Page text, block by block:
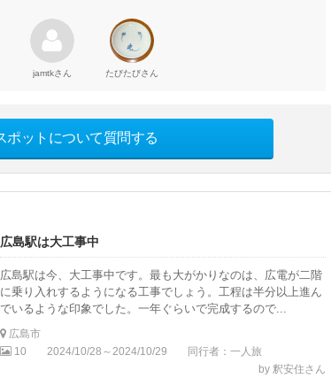
jamtkさん たびたびさん
ポットについて質問する
広島駅は大工事中
広島駅は今、大工事中です。最も大がかりなのは、広電が二階
に乗り入れするようになる工事でしょう。工程は半分以上進ん
でいるような印象でした。一年ぐらいで完成するので...
広島市
10
2024/10/28～2024/10/29
同行者：一人旅
by 釈安住さん